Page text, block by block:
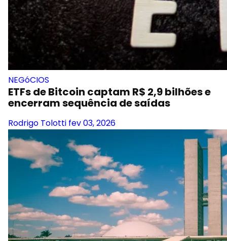
NEGóCIOS
ETFs de Bitcoin captam R$ 2,9 bilhões e
encerram sequência de saídas
Rodrigo Tolotti fev 03, 2026